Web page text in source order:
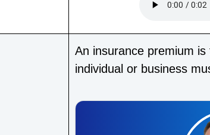
An insurance premium
individual or business